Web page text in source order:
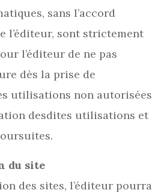
sans l’accord
l’éditeur, sont strictement
l’éditeur de ne pas
dès la prise de
utilisations non autorisées
desdites utilisations et
du site
des sites, l’éditeur pourra